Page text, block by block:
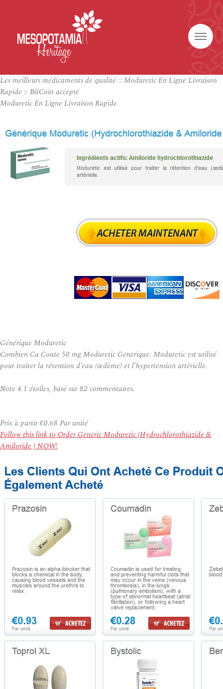
Les meilleurs médicaments de qualité :: Moduretic En Ligne Livraison
Rapide :: BitCoin accepté
Moduretic En Ligne Livraison Rapide
Générique Moduretic
Combien Ca Coute 50 mg Moduretic Generique. Moduretic est utilisé
pour traiter la rétention d’eau (œdème) et l’hypertension artérielle.
Note 4.1 étoiles, basé sur82 commentaires.
Prix à partir€0.68 Par unité
Follow this link to Order Generic Moduretic (Hydrochlorothiazide &
Amiloride ) NOW!